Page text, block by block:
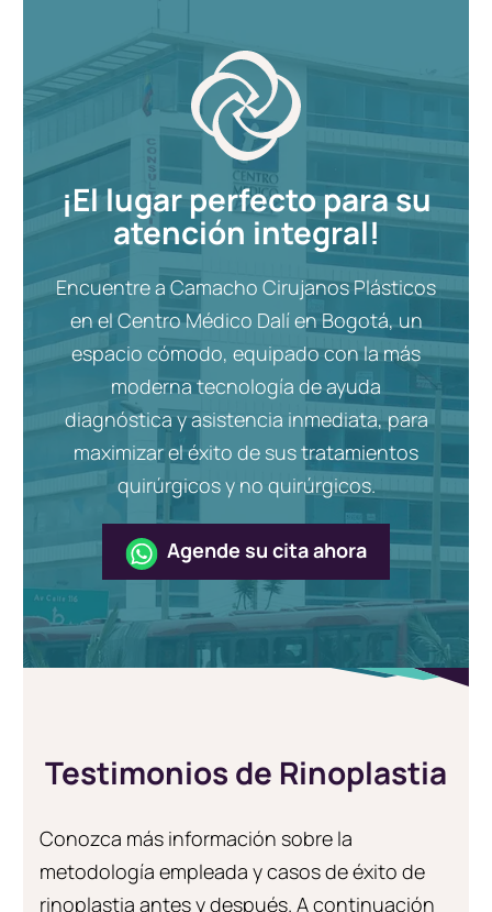
¡El lugar perfecto para su
atención integral!
Encuentre a Camacho Cirujanos Plásticos
en el Centro Médico Dalí en Bogotá, un
espacio cómodo, equipado con la más
moderna tecnología de ayuda
diagnóstica y asistencia inmediata, para
maximizar el éxito de sus tratamientos
quirúrgicos y no quirúrgicos.
Agende su cita ahora
Testimonios de Rinoplastia
Conozca más información sobre la
metodología empleada y casos de éxito de
rinoplastia antes y después. A continuación